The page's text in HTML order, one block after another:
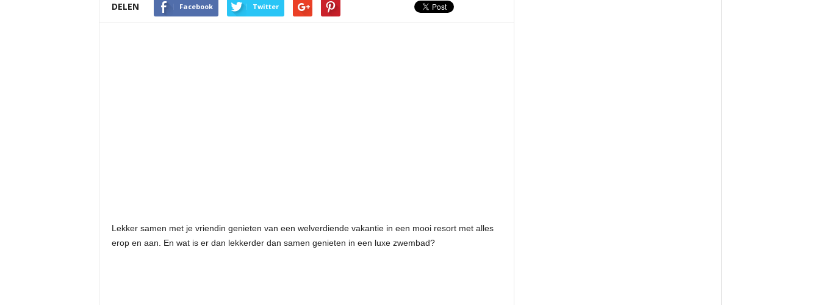
DELEN Facebook Twitter
Lekker samen met je vriendin genieten van een welverdiende vakantie in een mooi resort met alles
erop en aan. En wat is er dan lekkerder dan samen genieten in een luxe zwembad?